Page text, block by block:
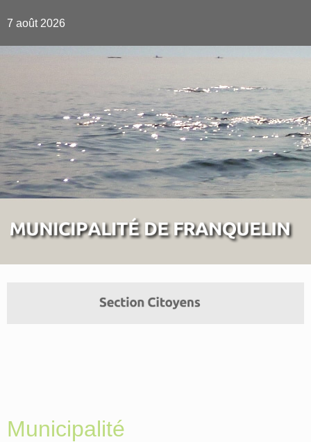
7 août 2026
Municipalité